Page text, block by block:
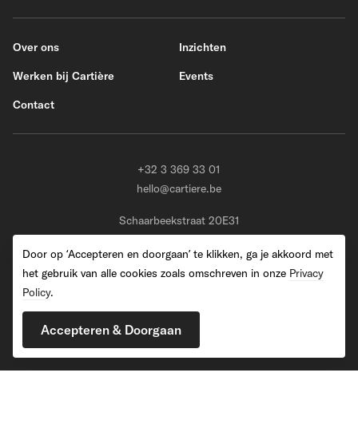
Over ons
Werken bij Cartière
Contact
Inzichten
Events
+32 3 369 33 01
hello@cartiere.be
Schaarbeekstraat 20E31
BE-9120 Melsele (Beveren)
2026 Cartiere. All Rights Reserved
Door op ‘Accepteren en doorgaan’ te klikken, ga je akkoord met
het gebruik van alle cookies zoals omschreven in onze Privacy
Policy.
Accepteren & Doorgaan